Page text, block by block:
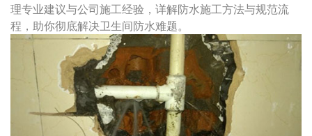
理专业建议与公司施工经验，详解防水施工方法与规范流
程，助你彻底解决卫生间防水难题。